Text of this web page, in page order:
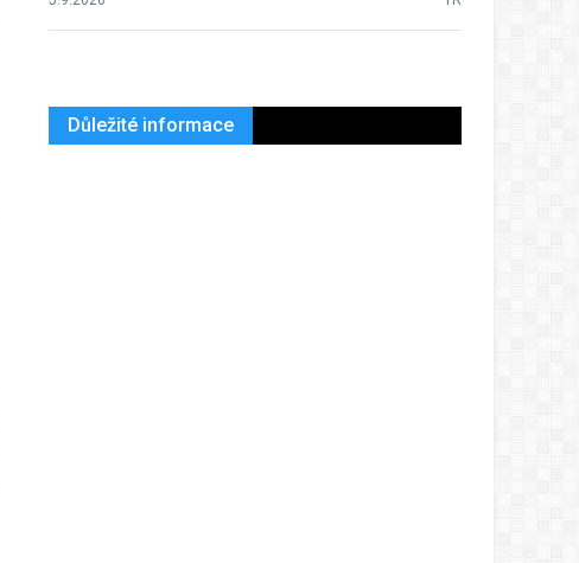
Důležité informace